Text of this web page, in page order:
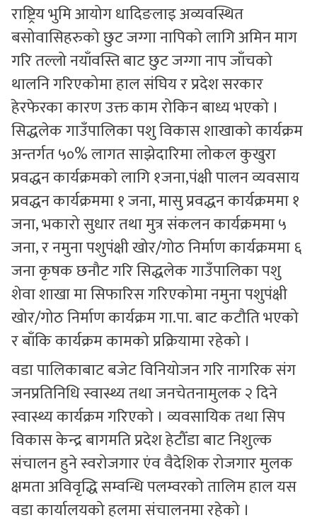
राष्ट्रिय भुमि आयोग धादिङलाइ अव्यवस्थित
बसोवासिहरुको छुट जग्गा नापिको लागि अमिन माग
गरि तल्लो नयाँवस्ति बाट छुट जग्गा नाप जाँचको
थालनि गरिएकोमा हाल संघिय र प्रदेश सरकार
हेरफेरका कारण उक्त काम रोकिन बाध्य भएको ।
सिद्धलेक गाउँपालिका पशु विकास शाखाको कार्यक्रम
अन्तर्गत ५०% लागत साझेदारिमा लोकल कुखुरा
प्रवद्धन कार्यक्रमको लागि १जना,पंक्षी पालन व्यवसाय
प्रवद्धन कार्यक्रममा १ जना, मासु प्रवद्धन कार्यक्रममा १
जना, भकारो सुधार तथा मुत्र संकलन कार्यक्रममा ५
जना, र नमुना पशुपंक्षी खोर/गोठ निर्माण कार्यक्रममा ६
जना कृषक छनौट गरि सिद्धलेक गाउँपालिका पशु
शेवा शाखा मा सिफारिस गरिएकोमा नमुना पशुपंक्षी
खोर/गोठ निर्माण कार्यक्रम गा.पा. बाट कटौति भएको
र बाँकि कार्यक्रम कामको प्रक्रियामा रहेको ।
वडा पालिकाबाट बजेट विनियोजन गरि नागरिक संग
जनप्रतिनिधि स्वास्थ्य तथा जनचेतनामुलक २ दिने
स्वास्थ्य कार्यक्रम गरिएको । व्यवसायिक तथा सिप
विकास केन्द्र बागमति प्रदेश हेटौँडा बाट निशुल्क
संचालन हुने स्वरोजगार एंव वैदेशिक रोजगार मुलक
क्षमता अविवृद्धि सम्वन्धि पलम्वरको तालिम हाल यस
वडा कार्यालयको हलमा संचालनमा रहेको ।